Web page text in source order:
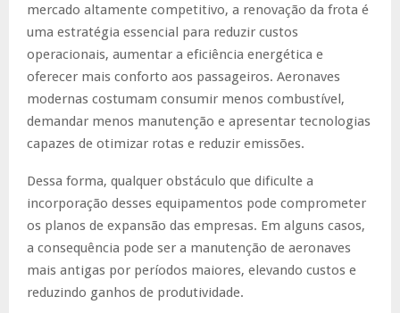
mercado altamente competitivo, a renovação da frota é
uma estratégia essencial para reduzir custos
operacionais, aumentar a eficiência energética e
oferecer mais conforto aos passageiros. Aeronaves
modernas costumam consumir menos combustível,
demandar menos manutenção e apresentar tecnologias
capazes de otimizar rotas e reduzir emissões.
Dessa forma, qualquer obstáculo que dificulte a
incorporação desses equipamentos pode comprometer
os planos de expansão das empresas. Em alguns casos,
a consequência pode ser a manutenção de aeronaves
mais antigas por períodos maiores, elevando custos e
reduzindo ganhos de produtividade.